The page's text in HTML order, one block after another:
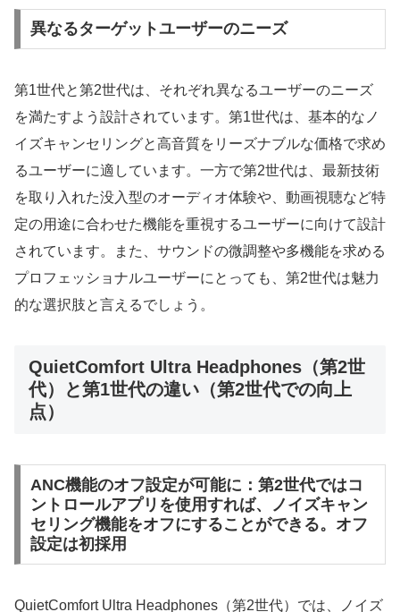
異なるターゲットユーザーのニーズ
第1世代と第2世代は、それぞれ異なるユーザーのニーズ
を満たすよう設計されています。第1世代は、基本的なノ
イズキャンセリングと高音質をリーズナブルな価格で求め
るユーザーに適しています。一方で第2世代は、最新技術
を取り入れた没入型のオーディオ体験や、動画視聴など特
定の用途に合わせた機能を重視するユーザーに向けて設計
されています。また、サウンドの微調整や多機能を求める
プロフェッショナルユーザーにとっても、第2世代は魅力
的な選択肢と言えるでしょう。
QuietComfort Ultra Headphones（第2世
代）と第1世代の違い（第2世代での向上
点）
ANC機能のオフ設定が可能に：第2世代ではコ
ントロールアプリを使用すれば、ノイズキャン
セリング機能をオフにすることができる。オフ
設定は初採用
QuietComfort Ultra Headphones（第2世代）では、ノイズ